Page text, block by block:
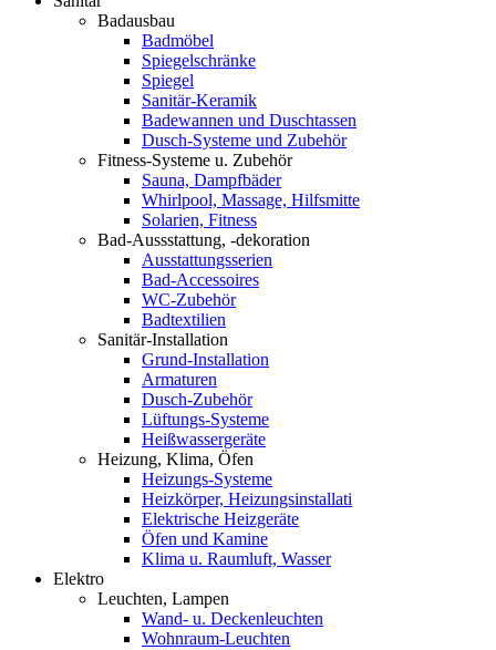
Badausbau
Badmöbel
Spiegelschränke
Spiegel
Sanitär-Keramik
Badewannen und Duschtassen
Dusch-Systeme und Zubehör
Fitness-Systeme u. Zubehör
Sauna, Dampfbäder
Whirlpool, Massage, Hilfsmitte
Solarien, Fitness
Bad-Aussstattung, -dekoration
Ausstattungsserien
Bad-Accessoires
WC-Zubehör
Badtextilien
Sanitär-Installation
Grund-Installation
Armaturen
Dusch-Zubehör
Lüftungs-Systeme
Heißwassergeräte
Heizung, Klima, Öfen
Heizungs-Systeme
Heizkörper, Heizungsinstallati
Elektrische Heizgeräte
Öfen und Kamine
Klima u. Raumluft, Wasser
Elektro
Leuchten, Lampen
Wand- u. Deckenleuchten
Wohnraum-Leuchten